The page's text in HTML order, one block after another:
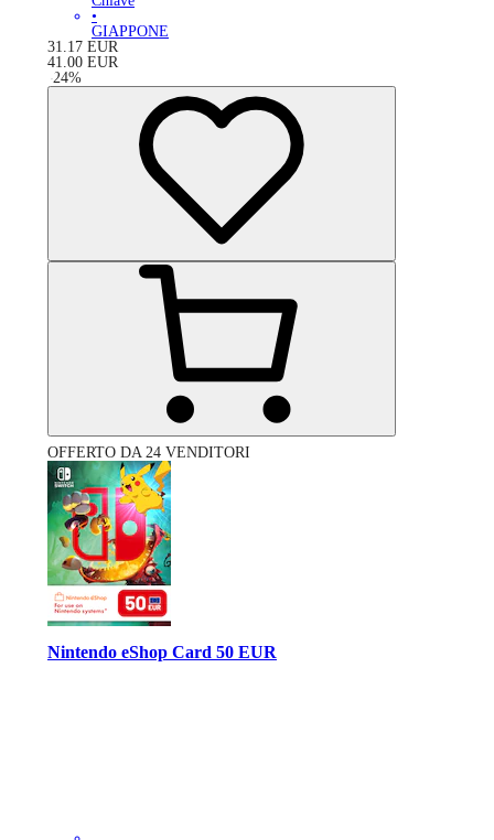
•
GIAPPONE
31.17 EUR
41.00 EUR
-24%
OFFERTO DA 24 VENDITORI
Nintendo eShop Card 50 EUR